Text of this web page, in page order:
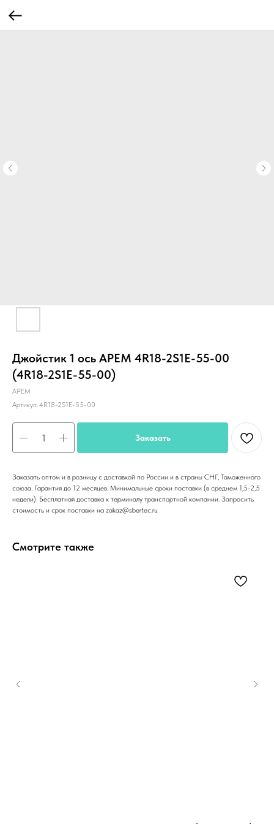
Джойстик 1 ось APEM 4R18-2S1E-55-00
(4R18-2S1E-55-00)
APEM
Артикул: 4R18-2S1E-55-00
Заказать
Заказать оптом и в розницу с доставкой по России и в страны СНГ, Таможенного
союза. Гарантия до 12 месяцев. Минимальные сроки поставки (в среднем 1,5-2,5
недели). Бесплатная доставка к терминалу транспортной компании. Запросить
стоимость и срок поставки на zakaz@sbertec.ru
Смотрите также